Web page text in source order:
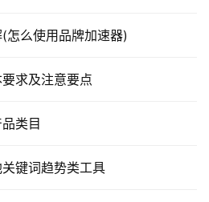
怎么使用品牌加速器)
求及注意要点
类目
键词趋势类工具